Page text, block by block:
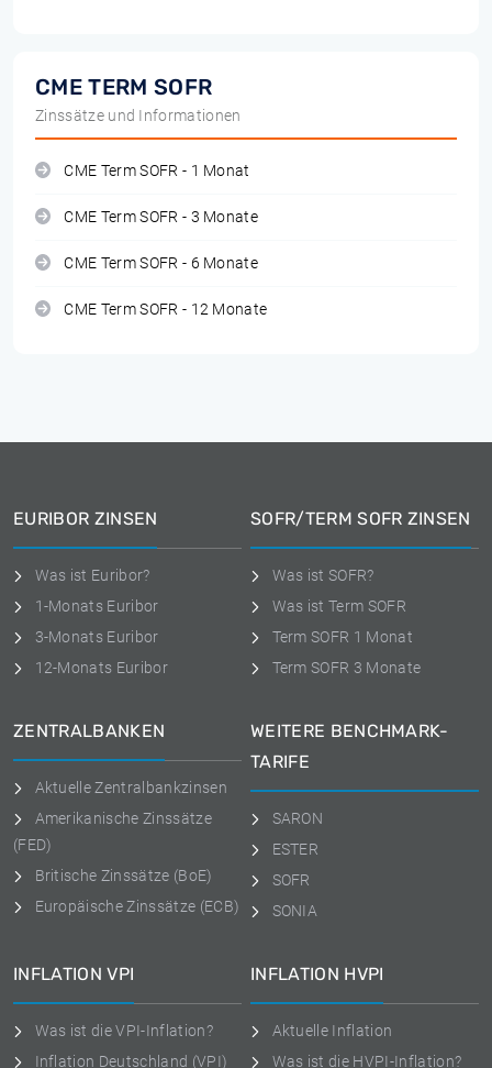
CME TERM SOFR
Zinssätze und Informationen
CME Term SOFR - 1 Monat
CME Term SOFR - 3 Monate
CME Term SOFR - 6 Monate
CME Term SOFR - 12 Monate
EURIBOR ZINSEN
Was ist Euribor?
1-Monats Euribor
3-Monats Euribor
12-Monats Euribor
SOFR/TERM SOFR ZINSEN
Was ist SOFR?
Was ist Term SOFR
Term SOFR 1 Monat
Term SOFR 3 Monate
ZENTRALBANKEN
Aktuelle Zentralbankzinsen
Amerikanische Zinssätze
(FED)
Britische Zinssätze (BoE)
Europäische Zinssätze (ECB)
WEITERE BENCHMARK-
TARIFE
SARON
ESTER
SOFR
SONIA
INFLATION VPI
Was ist die VPI-Inflation?
Inflation Deutschland (VPI)
INFLATION HVPI
Aktuelle Inflation
Was ist die HVPI-Inflation?